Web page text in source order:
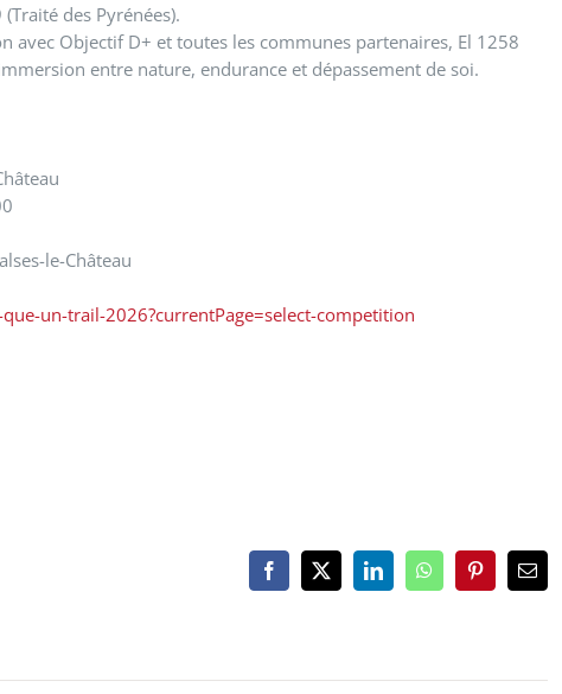
des Pyrénées).
avec Objectif D+ et toutes les communes partenaires, El 1258
entre nature, endurance et dépassement de soi.
le-Château
un-trail-2026?currentPage=select-competition
Facebook
X LinkedInWhatsAppPinterestEmail